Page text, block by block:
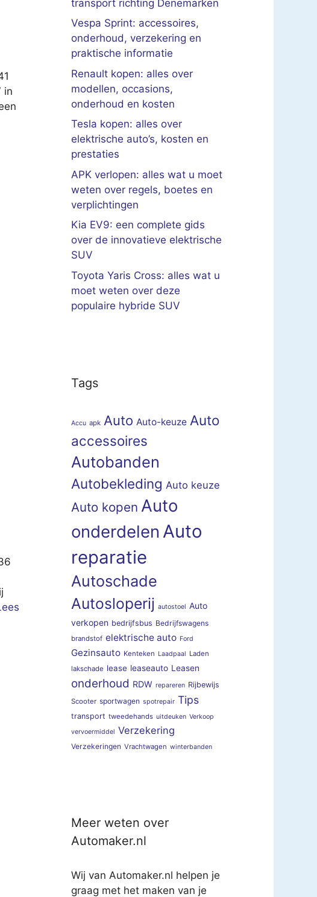
in
transport richting Denemarken
Vespa Sprint: accessoires,
onderhoud, verzekering en
praktische informatie
Renault kopen: alles over
modellen, occasions,
onderhoud en kosten
Tesla kopen: alles over
elektrische auto’s, kosten en
prestaties
APK verlopen: alles wat u moet
weten over regels, boetes en
verplichtingen
Kia EV9: een complete gids
over de innovatieve elektrische
SUV
Toyota Yaris Cross: alles wat u
moet weten over deze
populaire hybride SUV
Tags
Accu apk Auto Auto-keuze Auto
accessoires
Autobanden
Autobekleding Auto keuze
Auto kopen Auto
onderdelen Auto
reparatie
Autoschade
Autosloperij autostoel Auto
verkopen bedrijfsbus Bedrijfswagens
brandstof elektrische auto Ford
Gezinsauto Kenteken Laadpaal Laden
lakschade lease leaseauto Leasen
onderhoud RDW repareren Rijbewijs
Scooter sportwagen spotrepair Tips
transport tweedehands uitdeuken Verkoop
vervoermiddel Verzekering
Verzekeringen Vrachtwagen winterbanden
Meer weten over
Automaker.nl
Wij van Automaker.nl helpen je
graag met het maken van je